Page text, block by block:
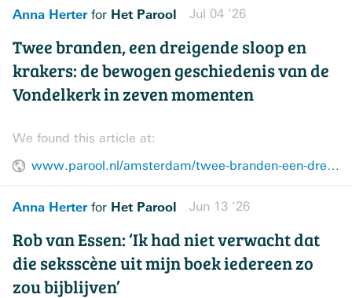
Anna Herterfor Het Parool Jul 04 ’26
Twee branden, een dreigende sloop en
krakers: de bewogen geschiedenis van de
Vondelkerk in zeven momenten
We found this article at:
www.parool.nl/amsterdam/twee-branden-een-dreigende-sloop-en-krakers-de-bewogen-geschiedenis-van-de-vondelkerk-in-zeven-momenten~bd920c9e/
Anna Herterfor Het Parool Jun 13 ’26
Rob van Essen: ‘Ik had niet verwacht dat
die seksscène uit mijn boek iedereen zo
zou bijblijven’